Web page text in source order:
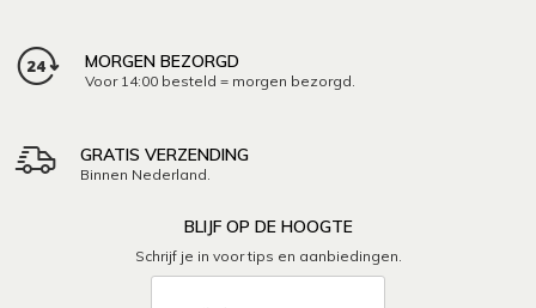
MORGEN BEZORGD
Voor 14:00 besteld = morgen bezorgd.
GRATIS VERZENDING
Binnen Nederland.
BLIJF OP DE HOOGTE
Schrijf je in voor tips en aanbiedingen.